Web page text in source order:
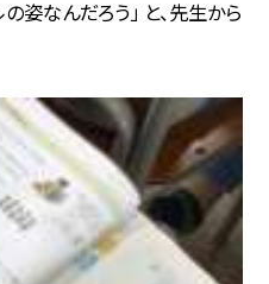
姿なんだろう」 と、先生から